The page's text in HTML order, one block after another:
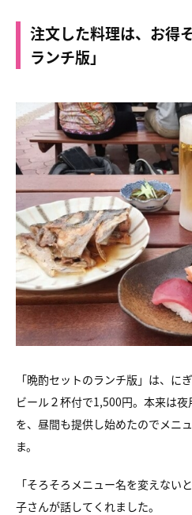
注文した料理は、お得
ランチ版」
「晩酌セットのランチ版」は、に
ビール２杯付で1,500円。本来は
を、昼間も提供し始めたのでメニ
ま。
「そろそろメニュー名を変えない
子さんが話してくれました。